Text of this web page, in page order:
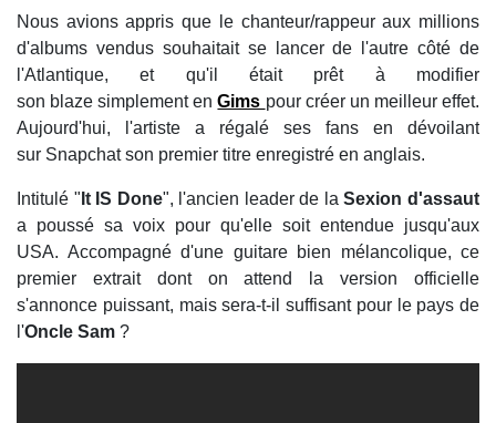
Nous avions appris que le chanteur/rappeur aux millions
d'albums vendus souhaitait se lancer de l'autre côté de
l'Atlantique, et qu'il était prêt à modifier
son blaze simplement enGims pour créer un meilleur effet.
Aujourd'hui, l'artiste a régalé ses fans en dévoilant
sur Snapchat son premier titre enregistré en anglais.
Intitulé " It IS Done", l'ancien leader de la Sexion d'assaut
a poussé sa voix pour qu'elle soit entendue jusqu'aux
USA. Accompagné d'une guitare bien mélancolique, ce
premier extrait dont on attend la version officielle
s'annonce puissant, mais sera-t-il suffisant pour le pays de
l'Oncle Sam ?